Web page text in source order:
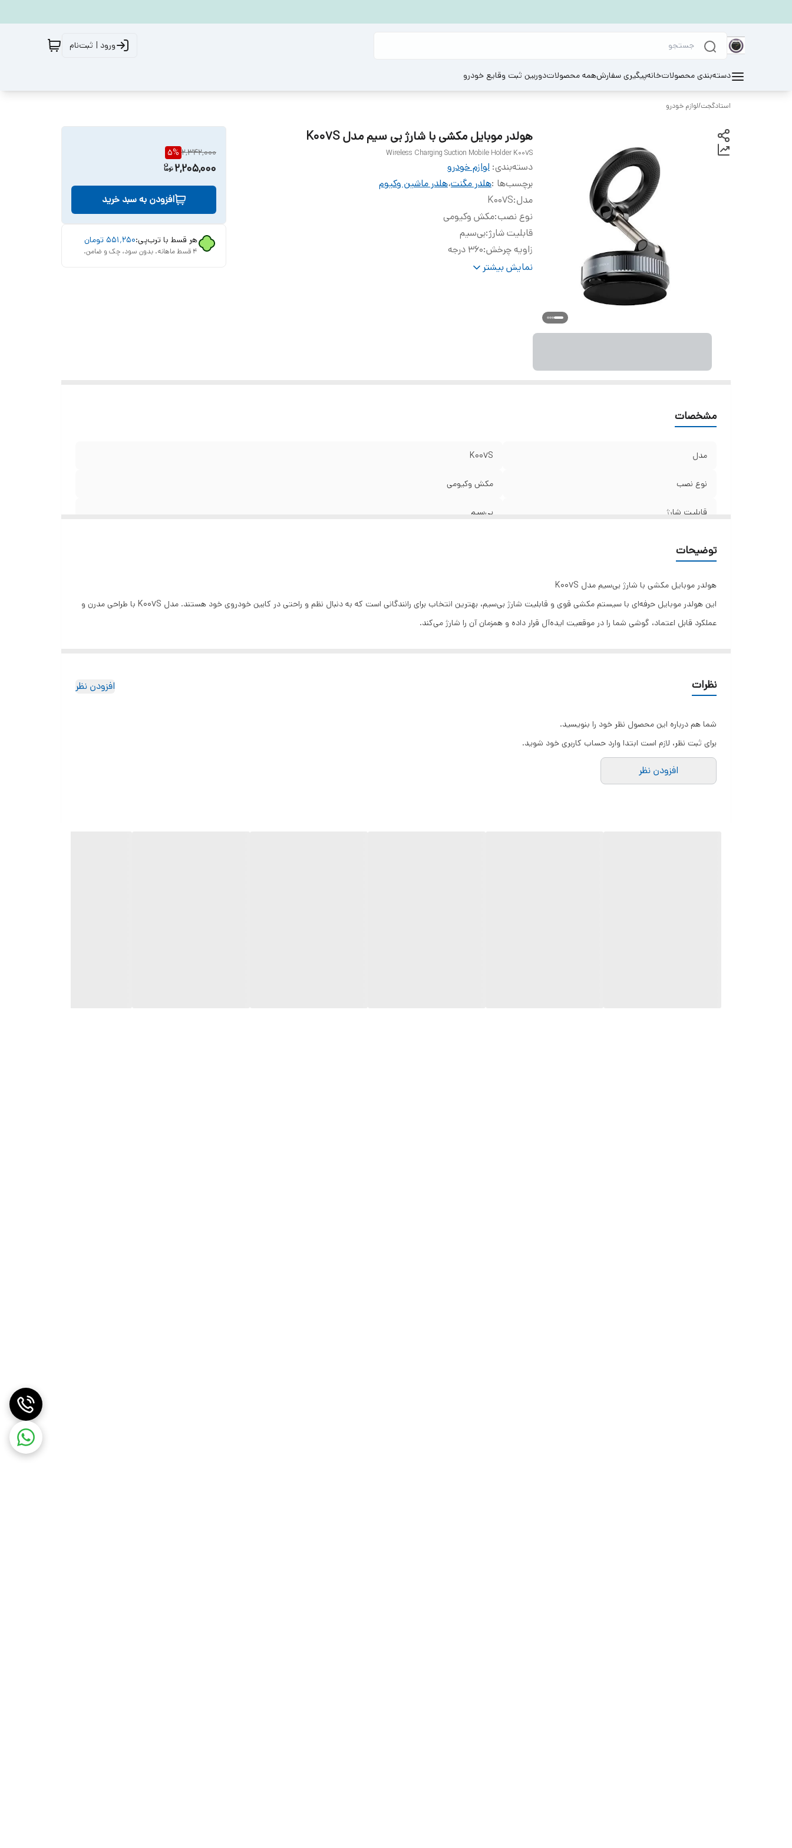
ورود | ثبت‌نام
دسته‌بندی محصولاتخانهپیگیری سفارشهمه محصولاتدوربین ثبت وقایع خودرو
استادگجت/لوازم خودرو
هولدر موبایل مکشی با شارژ بی سیم مدل K007S
Wireless Charging Suction Mobile Holder K007S
دسته‌بندی: لوازم خودرو
برچسب‌ها :هلدر مگنت،هلدر ماشین وکیوم
مدل:
K007S
نوع نصب:مکش وکیومی
قابلیت شارژ:بی‌سیم
زاویه چرخش:۳۶۰ درجه
دسته‌بندی:لوازم خودرونمایش بیشتر
2,342,000
5%
2,205,000
افزودن به سبد خرید
هر قسط با ترب‌پی:۵۵۱٬۲۵۰ تومان
۴ قسط ماهانه. بدون سود، چک و ضامن.
مشخصات
مدل K007S
نوع نصب مکش وکیومی
قابلیت شارژ بی‌سیم
توضیحات
هولدر موبایل مکشی با شارژ بی‌سیم مدل K007S
این هولدر موبایل حرفه‌ای با سیستم مکشی قوی و قابلیت شارژ بی‌سیم، بهترین انتخاب برای رانندگانی است که به دنبال نظم و راحتی در کابین خودروی خود هستند. مدل K007S با طراحی مدرن و
عملکرد قابل اعتماد، گوشی شما را در موقعیت ایده‌آل قرار داده و همزمان آن را شارژ می‌کند.
شارژ بی‌سیم سریع و مطمئن برای گوشی‌های سازگار
قابلیت چرخش ۳۶۰ درجه برای تنظیم زاویه دید ایده‌آل
این محصول در دسته‌بندیلوازم خودرو
نظرات افزودن نظر
شما هم درباره این محصول نظر خود را بنویسید.
برای ثبت نظر، لازم است ابتدا وارد حساب کاربری خود شوید.
افزودن نظر